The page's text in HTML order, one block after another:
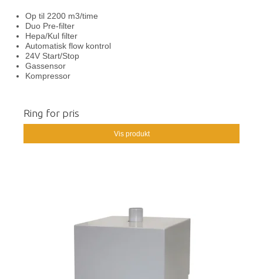
Op til 2200 m3/time
Duo Pre-filter
Hepa/Kul filter
Automatisk flow kontrol
24V Start/Stop
Gassensor
Kompressor
Ring for pris
Vis produkt